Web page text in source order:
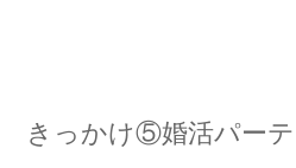
きっかけ⑤婚活パー